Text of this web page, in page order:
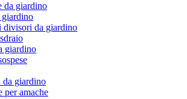
da giardino
giardino
divisori da giardino
giardino
da giardino
per amache